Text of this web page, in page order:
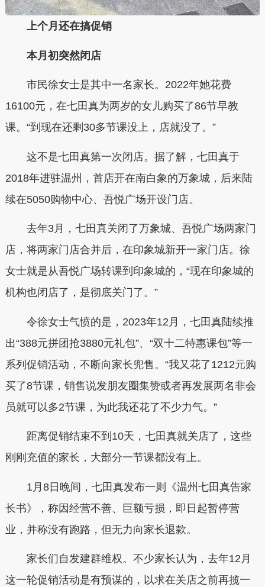
上个月还在搞促销
本月初突然闭店
市民徐女士是其中一名家长。2022年她花费
16100元，在七田真为两岁的女儿购买了86节早教
课。“到现在还剩30多节课没上，店就没了。”
这不是七田真第一次闭店。据了解，七田真于
2018年进驻温州，首店开在南白象的万象城，后来陆
续在5050购物中心、吾悦广场开设门店。
去年3月，七田真关闭了万象城、吾悦广场两家门
店，将两家门店合并后，在印象城新开一家门店。徐
女士就是从吾悦广场转课到印象城的，“现在印象城的
机构也闭店了，是彻底关门了。”
令徐女士气愤的是，2023年12月，七田真陆续推
出“388元拼团抢3880元礼包”、“双十二特惠课包”等一
系列促销活动，不断向家长兜售。“我又花了1212元购
买了8节课，销售说发朋友圈集赞或者再发展两名非会
员就可以多2节课，为此我还花了不少力气。”
距离促销结束不到10天，七田真就关店了，这些
刚刚充值的家长，大部分一节课都没有上。
1月8日晚间，七田真发布一则《温州七田真告家
长书》，称因经营不善、巨额亏损，即日起暂停营
业，并称没有跑路，但无力向家长退款。
家长们自发建群维权。不少家长认为，去年12月
这一轮促销活动是有预谋的，以求在关店之前再揽一